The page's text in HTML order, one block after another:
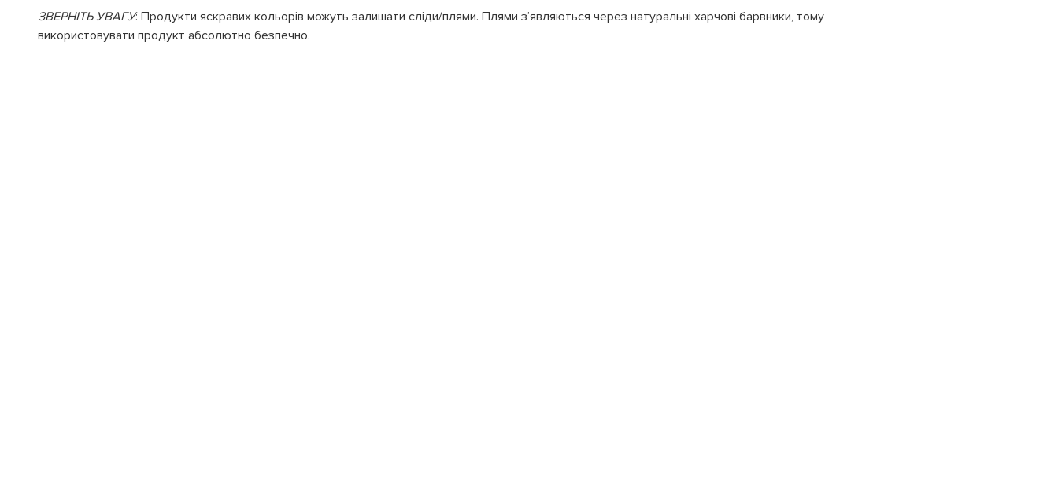
ЗВЕРНІТЬ УВАГУ: Продукти яскравих кольорів можуть залишати сліди/плями. Плями з’являються через натуральні харчові барвники, тому
використовувати продукт абсолютно безпечно.